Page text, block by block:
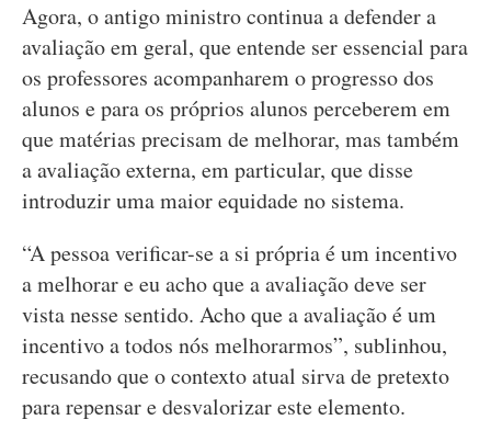
Agora, o antigo ministro continua a defender a
avaliação em geral, que entende ser essencial para
os professores acompanharem o progresso dos
alunos e para os próprios alunos perceberem em
que matérias precisam de melhorar, mas também
a avaliação externa, em particular, que disse
introduzir uma maior equidade no sistema.
“A pessoa verificar-se a si própria é um incentivo
a melhorar e eu acho que a avaliação deve ser
vista nesse sentido. Acho que a avaliação é um
incentivo a todos nós melhorarmos”, sublinhou,
recusando que o contexto atual sirva de pretexto
para repensar e desvalorizar este elemento.